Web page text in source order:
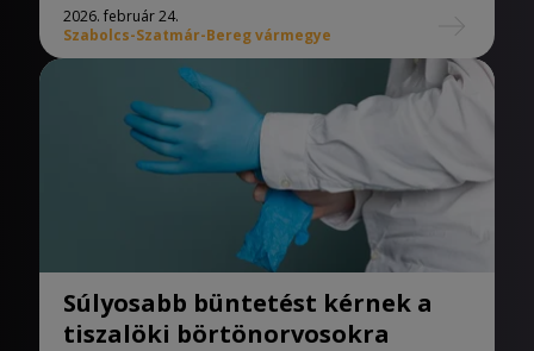
2026. február 24.
Szabolcs-Szatmár-Bereg vármegye
Súlyosabb büntetést kérnek a
tiszalöki börtönorvosokra